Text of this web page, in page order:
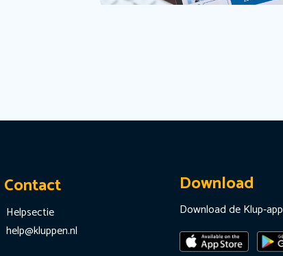
Contact
Helpsectie
help@kluppen.nl
Download
Download de Klup-app